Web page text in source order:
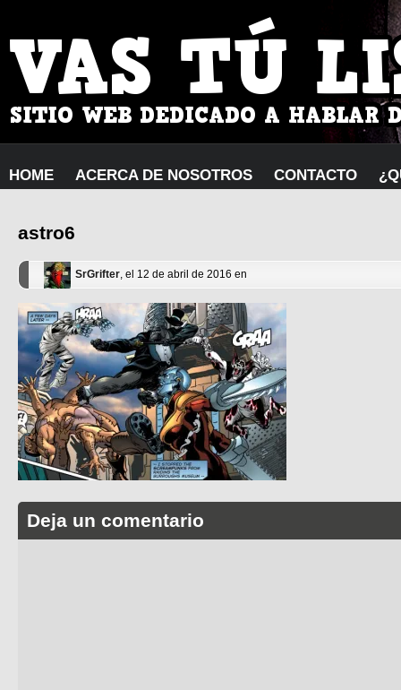
HOME ACERCA DE NOSOTROS CONTACTO
astro6
SrGrifter, el 12 de abril de 2016 en
Deja un comentario